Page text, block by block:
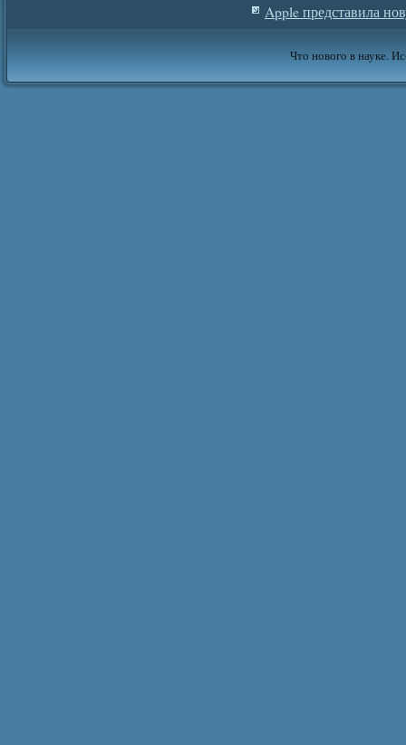
Apple представила
Что нового в науке.